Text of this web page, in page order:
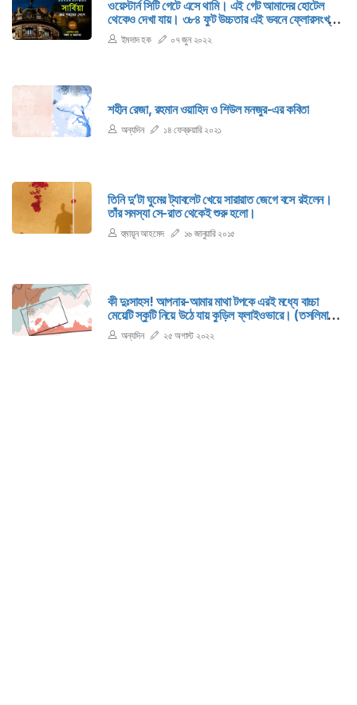
ওয়েস্টার্ন সিটি গেটে এসে থামি। এই গেট আমাদের হোটেল
থেকেও দেখা যায়। ৩৮৪ ফুট উচ্চতার এই ভবনে ফ্লোরসংখ্যা
৩৫টি। ‘জেনেক্স টাওয়ার’ নামে পরিচিত এই ভবনটি আধুনিক
স্থাপত্যশিল্পের এক অনন্য নিদর্শন। যদিও বিশ্বের শীর্ষ ১০-এর
ইমদাদ হক ০৭ জুন ২০২২
শহীন রেজা, রহমান ওয়াহিদ ও শিউল মনজুর-এর কবিতা
অন্যদিন ১৪ ফেব্রুয়ারি ২০২১
তিনি দু’টা ঘুমের ট্যাবলেট খেয়ে সারারাত জেগে বসে রইলেন।
তাঁর সমস্যা সে-রাত থেকেই শুরু হলো।
হুমায়ূন আহমেদ ১৬ জানুয়ারি ২০১৫
কী দুঃসাহস! আপনার-আমার মাথা টপকে এরই মধ্যে বাচ্চা
মেয়েটি স্কুটি নিয়ে উঠে যায় কুড়িল ফ্লাইওভারে। (তসলিমা
নাসরিনের মতো) সেও কি-না ভাবছে, দুনিয়াটাকে ভড়কে দেবে!
দেবেই তো। দেবেই তো। একশবার দেবে।
অন্যদিন ২৫ অগাস্ট ২০২২